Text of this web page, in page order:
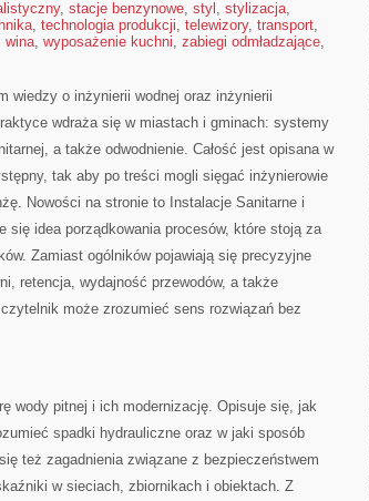
, stacje benzynowe, styl , stylizacja,
, technologia produkcji, telewizory, transport,
wina, wyposażenie kuchni, zabiegi odmładzające,
wiedzy o inżynierii wodnej oraz inżynierii
wdraża się w miastach i gminach: systemy
a także odwodnienie. Całość jest opisana w
tak aby po treści mogli sięgać inżynierowie
Nowości na stronie to Instalacje Sanitarne i
się idea porządkowania procesów, które stoją za
Zamiast ogólników pojawiają się precyzyjne
retencja, wydajność przewodów, a także
może zrozumieć sens rozwiązań bez
wody pitnej i ich modernizację. Opisuje się, jak
spadki hydrauliczne oraz w jaki sposób
też zagadnienia związane z bezpieczeństwem
w sieciach, zbiornikach i obiektach. Z